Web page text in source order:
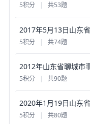
5积分 共53题
5积分 | 共74题
5积分 | 共90题
5积分 | 共80题